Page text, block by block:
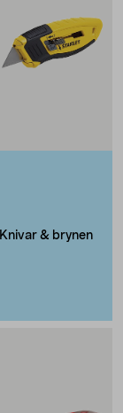
Knivar & brynen